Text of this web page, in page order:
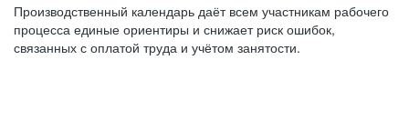
Производственный календарь даёт всем участникам рабочего
процесса единые ориентиры и снижает риск ошибок,
связанных с оплатой труда и учётом занятости.